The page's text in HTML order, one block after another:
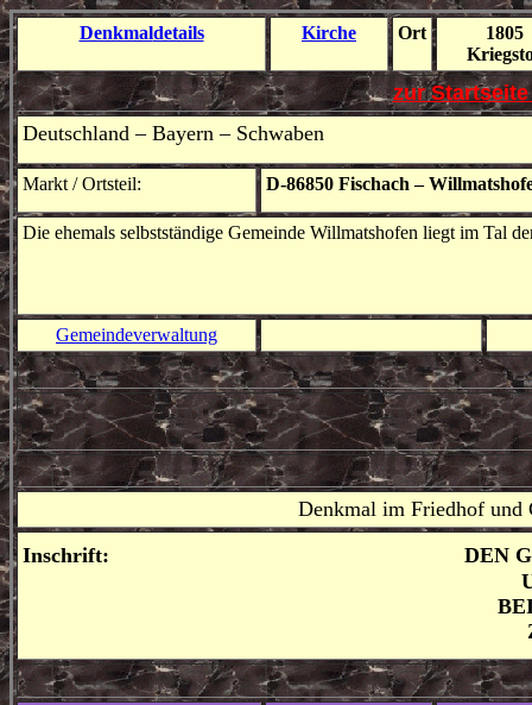
Denkmaldetails Kirche Ort
1805
Kriegs
zur
Deutschland – Bayern – Schwaben
Markt / Ortsteil: D-86850 Fischach –
Die ehemals selbstständige Gemeinde Willmatshofen liegt im Tal
Gemeindeverwaltung
Denkmal im Friedhof und
Inschrift:
DEN